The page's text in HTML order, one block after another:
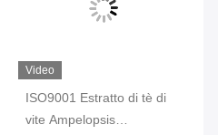
Video
ISO9001 Estratto di tè di
vite Ampelopsis